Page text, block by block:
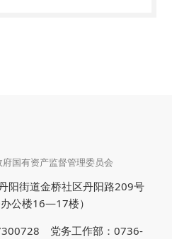
国有资产监督管理委员会
阳街道金桥社区丹阳路209号
办公楼16—17楼）
党务工作部：0736-